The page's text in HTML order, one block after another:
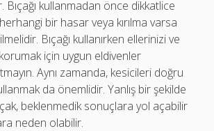
kullanmadan önce dikkatlice
bir hasar veya kırılma varsa
Bıçağı kullanırken ellerinizi ve
korumak için uygun eldivenler
Aynı zamanda, kesicileri doğru
da önemlidir. Yanlış bir şekilde
beklenmedik sonuçlara yol açabilir
neden olabilir.